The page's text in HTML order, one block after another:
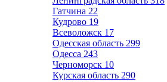
Гатчина 22
Кудрово 19
Всеволожск 17
Одесская область 299
Одесса 243
Черноморск 10
Курская область 290